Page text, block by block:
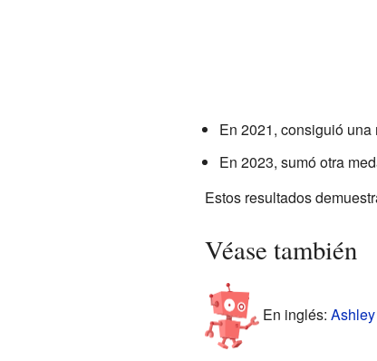
En 2021, consiguió
En 2023, sumó otra
Estos resultados
Véase también
En inglés: